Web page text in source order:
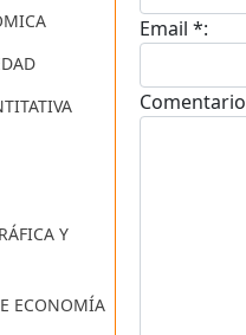
Y
ECONOMÍA
Email *: